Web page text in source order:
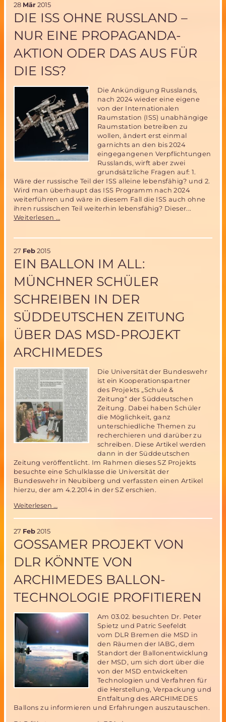
Deutschland
e.V.
am
30.
Mai
2015
28 Mär 2015
DIE ISS OHNE RUSSLAND –
NUR EINE PROPAGANDA-
AKTION ODER DAS AUS FÜR
DIE ISS?
Die Ankündigung Russlands,
nach 2024 wieder eine eigene
von der Internationalen
Raumstation (ISS) unabhängige
Raumstation betreiben zu
wollen, ändert erst einmal
garnichts an den bis 2024
eingegangenen Verpflichtungen
Russlands, wirft aber zwei
grundsätzliche Fragen auf: 1.
Wäre der russische Teil der ISS alleine lebensfähig? und 2.
Wird man überhaupt das ISS Programm nach 2024
weiterführen und wäre in diesem Fall die ISS auch ohne
ihren russischen Teil weiterhin lebensfähig? Dieser...
Weiterlesen …
Propaganda-
oder
Aus
die
27 Feb 2015
EIN BALLON IM ALL:
MÜNCHNER SCHÜLER
SCHREIBEN IN DER
SÜDDEUTSCHEN ZEITUNG
ÜBER DAS MSD-PROJEKT
ARCHIMEDES
Die Universität der Bundeswehr
ist ein Kooperationspartner
des Projekts „Schule &
Zeitung“ der Süddeutschen
Zeitung. Dabei haben Schüler
die Möglichkeit, ganz
unterschiedliche Themen zu
recherchieren und darüber zu
schreiben. Diese Artikel werden
dann in der Süddeutschen
Zeitung veröffentlicht. Im Rahmen dieses SZ Projekts
besuchte eine Schulklasse die Universität der
Bundeswehr in Neubiberg und verfassten einen Artikel
hierzu, der am 4.2.2014 in der SZ erschien.
Weiterlesen …
Münchner
Schüler
schreiben
in
der
Süddeutschen
Zeitung
über
MSD-
Projekt
Archimedes
27 Feb 2015
GOSSAMER PROJEKT VON
DLR KÖNNTE VON
ARCHIMEDES BALLON-
TECHNOLOGIE PROFITIEREN
Am 03.02. besuchten Dr. Peter
Spietz und Patric Seefeldt
vom DLR Bremen die MSD in
den Räumen der IABG, dem
Standort der Ballonentwicklung
der MSD, um sich dort über die
von der MSD entwickelten
Technologien und Verfahren für
die Herstellung, Verpackung und
Entfaltung des ARCHIMEDES
Ballons zu informieren und Erfahrungen auszutauschen.